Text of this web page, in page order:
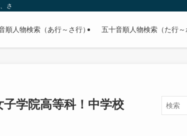
らに政治家やスポーツ選手などの有名人の学歴や高校・大学の
順人物検索（あ行～さ行） 五十音順人物検索（た行
学院高等科！中学校